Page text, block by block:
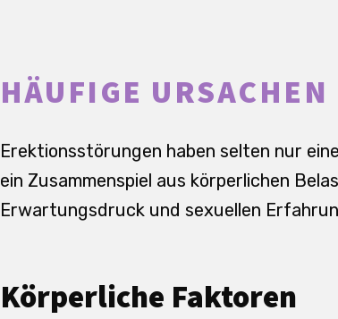
HÄUFIGE URSACHEN
Erektionsstörungen haben selten nur
ein Zusammenspiel aus körperlichen
Erwartungsdruck und sexuellen
Körperliche Faktoren